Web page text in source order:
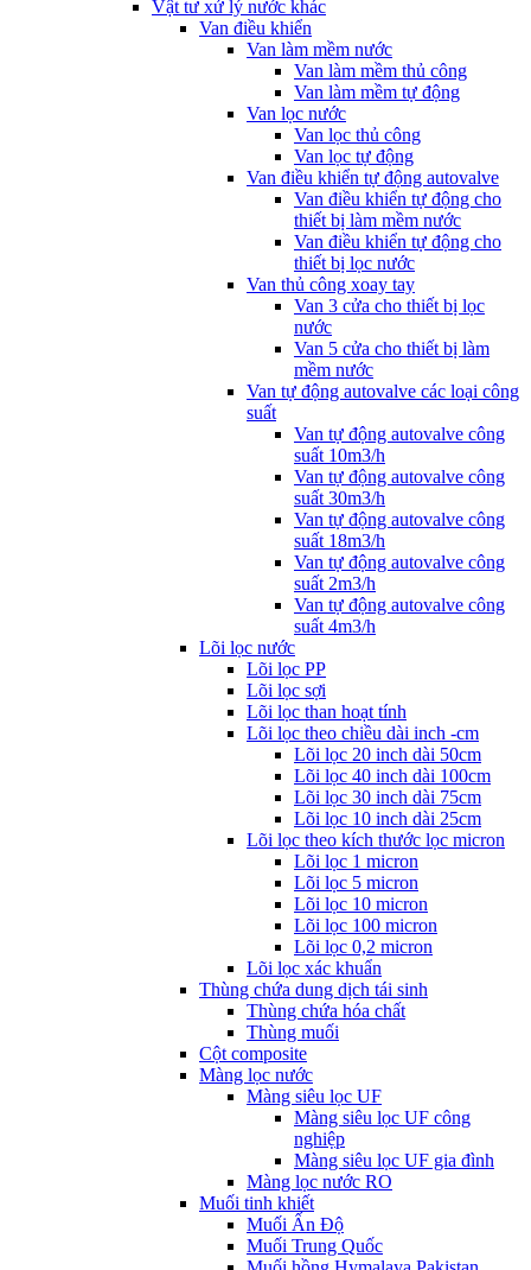
Vật tư xử lý nước khác
Van điều khiển
Van làm mềm nước
Van làm mềm thủ công
Van làm mềm tự động
Van lọc nước
Van lọc thủ công
Van lọc tự động
Van điều khiển tự động autovalve
Van điều khiển tự động cho
thiết bị làm mềm nước
Van điều khiển tự động cho
thiết bị lọc nước
Van thủ công xoay tay
Van 3 cửa cho thiết bị lọc
nước
Van 5 cửa cho thiết bị làm
mềm nước
Van tự động autovalve các loại công
suất
Van tự động autovalve công
suất 10m3/h
Van tự động autovalve công
suất 30m3/h
Van tự động autovalve công
suất 18m3/h
Van tự động autovalve công
suất 2m3/h
Van tự động autovalve công
suất 4m3/h
Lõi lọc nước
Lõi lọc PP
Lõi lọc sợi
Lõi lọc than hoạt tính
Lõi lọc theo chiều dài inch -cm
Lõi lọc 20 inch dài 50cm
Lõi lọc 40 inch dài 100cm
Lõi lọc 30 inch dài 75cm
Lõi lọc 10 inch dài 25cm
Lõi lọc theo kích thước lọc micron
Lõi lọc 1 micron
Lõi lọc 5 micron
Lõi lọc 10 micron
Lõi lọc 100 micron
Lõi lọc 0,2 micron
Lõi lọc xác khuẩn
Thùng chứa dung dịch tái sinh
Thùng chứa hóa chất
Thùng muối
Cột composite
Màng lọc nước
Màng siêu lọc UF
Màng siêu lọc UF công
nghiệp
Màng siêu lọc UF gia đình
Màng lọc nước RO
Muối tinh khiết
Muối Ấn Độ
Muối Trung Quốc